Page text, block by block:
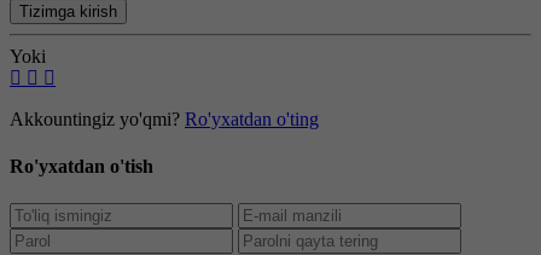
Tizimga kirish
Yoki
Akkountingiz yo'qmi? Ro'yxatdan o'ting
Ro'yxatdan o'tish